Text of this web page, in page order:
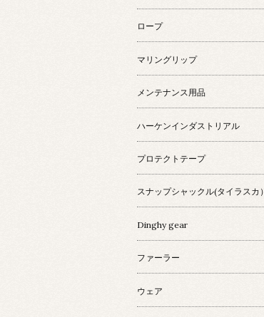
ロープ
マリングリップ
メンテナンス用品
ハーケンインダストリアル
プロテクトテープ
スナップシャックル(タイラスカ）
Dinghy gear
ファーラー
ウェア